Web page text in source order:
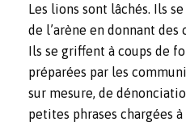
Les lions sont lâchés. Ils
de l’arène en donnant des
Ils se griffent à coups de
préparées par les
sur mesure, de
petites phrases chargées